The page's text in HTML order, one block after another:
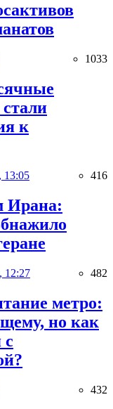
1033
к
13:05 416
Ирана:
12:27 482
метро:
но как
с
432